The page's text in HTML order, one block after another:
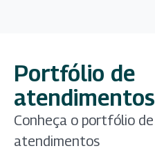
Portfólio de
atendimentos
Conheça o portfólio de
atendimentos